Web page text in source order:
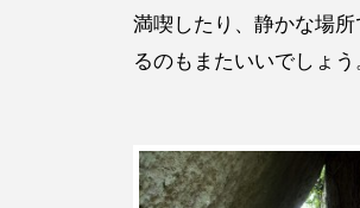
満喫したり、静かな場
るのもまたいいでしょう